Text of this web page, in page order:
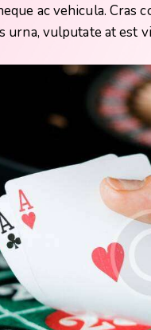
ac vehicula. Cras
urna, vulputate at est